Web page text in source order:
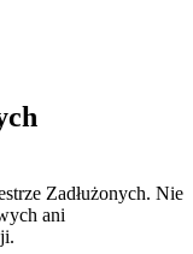
Zadłużonych. Nie
ani